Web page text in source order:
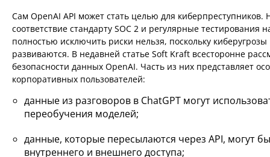
Сам OpenAI API может стать целью для киберпреступников.
соответствие стандарту SOC 2 и регулярные тестирования
полностью исключить риски нельзя, поскольку киберугрозы
развиваются. В недавней статье Soft Kraft всесторонне
безопасности данных OpenAI. Часть из них представляет
корпоративных пользователей:
данные из разговоров в ChatGPT могут
переобучения моделей;
данные, которые пересылаются через API, могут
внутреннего и внешнего доступа;